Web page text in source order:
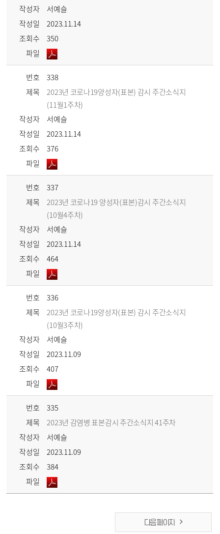
작성자
서예슬
작성일
2023.11.14
조회수
350
파일
번호
338
제목
2023년 코로나19양성자(표본) 감시 주간소식지
(11월1주차)
작성자
서예슬
작성일
2023.11.14
조회수
376
파일
번호
337
제목
2023년 코로나19 양성자(표본)감시 주간소식지
(10월4주차)
작성자
서예슬
작성일
2023.11.14
조회수
464
파일
번호
336
제목
2023년 코로나19양성자(표본) 감시 주간소식지
(10월3주차)
작성자
서예슬
작성일
2023.11.09
조회수
407
파일
번호
335
제목
2023년 감염병 표본감시 주간소식지 41주차
작성자
서예슬
작성일
2023.11.09
조회수
384
파일
다음 페이지